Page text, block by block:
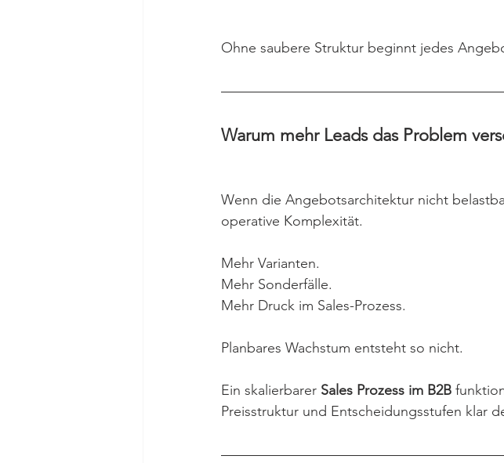
Ohne saubere Struktur beginnt jedes
Warum mehr Leads das Problem
Wenn die Angebotsarchitektur nicht
operative Komplexität.
Mehr Varianten.
Mehr Sonderfälle.
Mehr Druck im Sales-Prozess.
Planbares Wachstum entsteht so nicht.
Ein skalierbarer Sales Prozess im B2B
Preisstruktur und Entscheidungsstufen klar